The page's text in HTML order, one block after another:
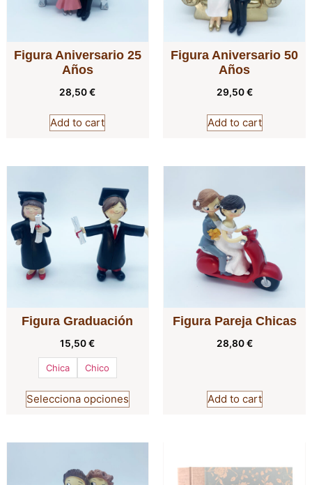
Figura Aniversario 25
Años
28,50€
Add to cart
Figura Aniversario 50
Años
29,50€
Add to cart
Figura Graduación
15,50€
Chica Chico
Selecciona opciones
Figura Pareja Chicas
28,80€
Add to cart